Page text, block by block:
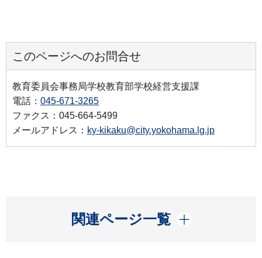
このページへのお問合せ
教育委員会事務局学校教育部学校経営支援課
電話： 045-671-3265
ファクス：045-664-5499
メールアドレス： ky-kikaku@city.yokohama.lg.jp
関連ページ一覧
開く